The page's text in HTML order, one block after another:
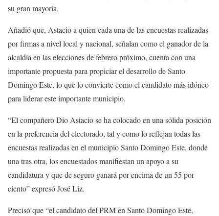
su gran mayoría.
Añadió que, Astacio a quien cada una de las encuestas realizadas
por firmas a nivel local y nacional, señalan como el ganador de la
alcaldía en las elecciones de febrero próximo, cuenta con una
importante propuesta para propiciar el desarrollo de Santo
Domingo Este, lo que lo convierte como el candidato más idóneo
para liderar este importante municipio.
“El compañero Dio Astacio se ha colocado en una sólida posición
en la preferencia del electorado, tal y como lo reflejan todas las
encuestas realizadas en el municipio Santo Domingo Este, donde
una tras otra, los encuestados manifiestan un apoyo a su
candidatura y que de seguro ganará por encima de un 55 por
ciento” expresó José Liz.
Precisó que “el candidato del PRM en Santo Domingo Este,